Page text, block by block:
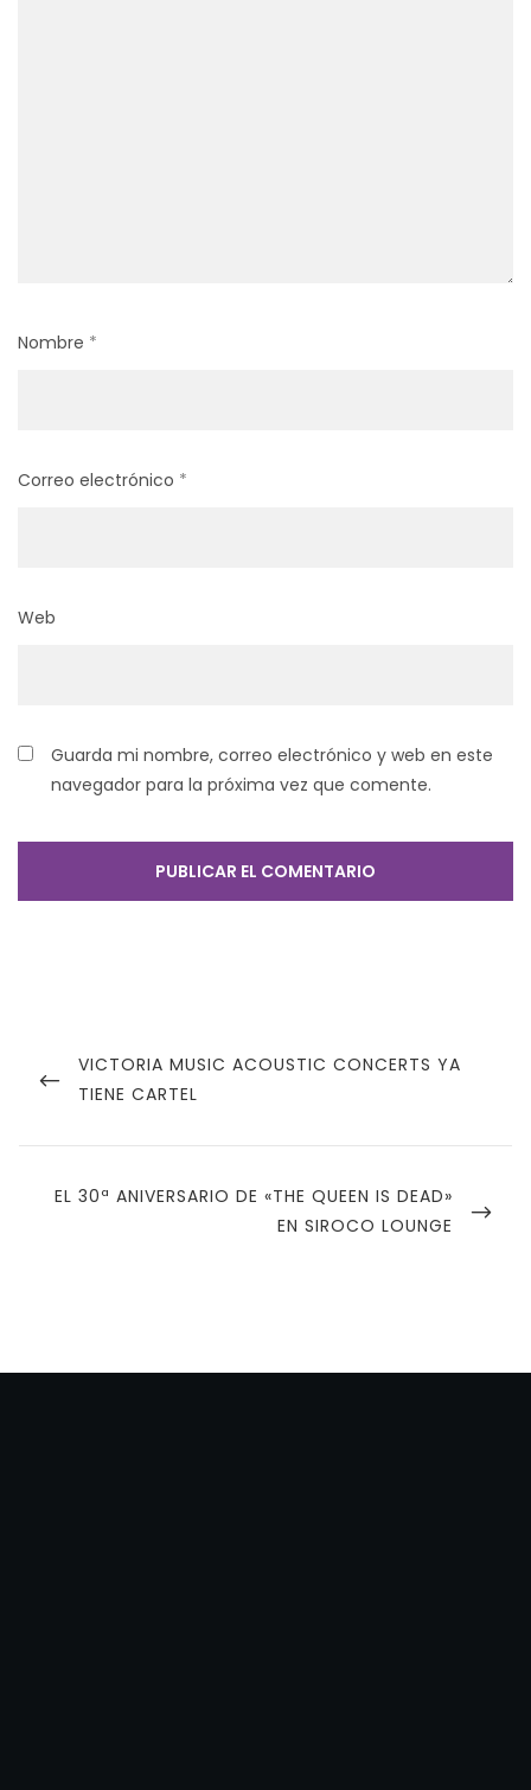
Nombre *
Correo electrónico *
Web
Guarda mi nombre, correo electrónico y web en este
navegador para la próxima vez que comente.
de
entradas
PREVIOUS
POST
VICTORIA MUSIC ACOUSTIC CONCERTS YA
TIENE CARTEL
NEXT
EL 30ª ANIVERSARIO DE «THE QUEEN IS DEAD»
EN SIROCO LOUNGE